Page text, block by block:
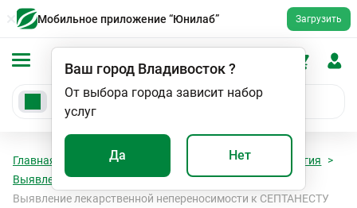
Мобильное приложение “Юнилаб” Загрузить
Ваш город Владивосток?
От выбора города зависит набор
услуг
Да Нет
Главная Анализы
Иммуноаллергология
Выявление лекарственной непереносимости (РТМЛ)
Выявление лекарственной непереносимости к СЕПТАНЕСТУ